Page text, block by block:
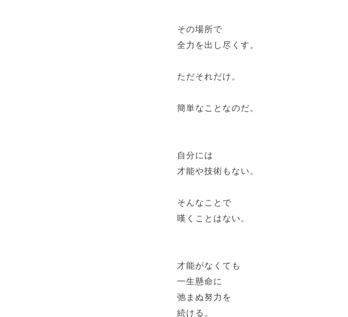
その場所で
全力を出し尽くす。
ただそれだけ。
簡単なことなのだ。
自分には
才能や技術もない。
そんなことで
嘆くことはない。
才能がなくても
一生懸命に
弛まぬ努力を
続ける。